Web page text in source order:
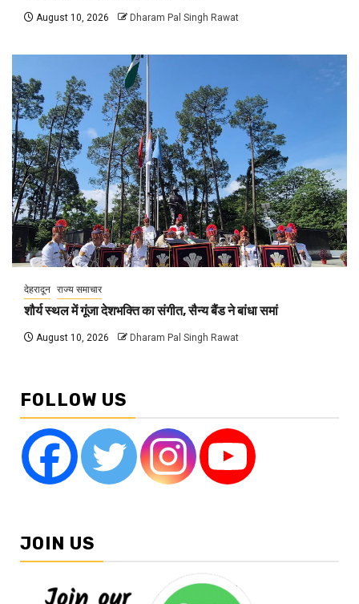
August 10, 2026 Dharam Pal Singh Rawat
देहरादून राज्य समाचार
शौर्य स्थल में गूंजा देशभक्ति का संगीत, सैन्य बैंड ने बांधा समां
August 10, 2026 Dharam Pal Singh Rawat
FOLLOW US
JOIN US